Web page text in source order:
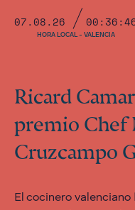
07.08.26
HORA LOCAL - VALENCIA
Ricard
premio Chef
Cruzcampo
El cocinero valenciano